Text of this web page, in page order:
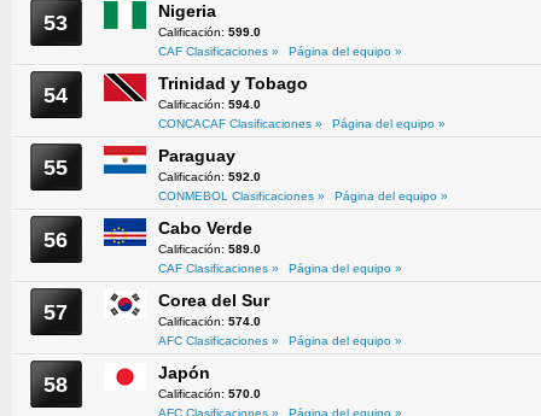
53 Nigeria
Calificación: 599.0
CAF Clasificaciones »
Página del equipo »
54 Trinidad y Tobago
Calificación: 594.0
CONCACAF Clasificaciones »
Página del equipo »
55 Paraguay
Calificación: 592.0
CONMEBOL Clasificaciones »
Página del equipo »
56 Cabo Verde
Calificación: 589.0
CAF Clasificaciones »
Página del equipo »
57 Corea del Sur
Calificación: 574.0
AFC Clasificaciones »
Página del equipo »
58 Japón
Calificación: 570.0
AFC Clasificaciones »
Página del equipo »